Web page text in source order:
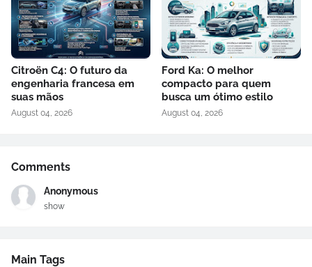
Citroën C4: O futuro da
engenharia francesa em
suas mãos
August 04, 2026
Ford Ka: O melhor
compacto para quem
busca um ótimo estilo
August 04, 2026
Comments
Anonymous
show
Main Tags